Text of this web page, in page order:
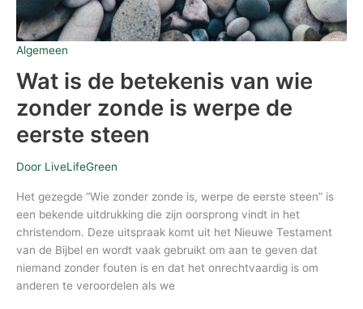
Algemeen
Wat is de betekenis van wie
zonder zonde is werpe de
eerste steen
Door LiveLifeGreen
Het gezegde “Wie zonder zonde is, werpe de eerste steen” is
een bekende uitdrukking die zijn oorsprong vindt in het
christendom. Deze uitspraak komt uit het Nieuwe Testament
van de Bijbel en wordt vaak gebruikt om aan te geven dat
niemand zonder fouten is en dat het onrechtvaardig is om
anderen te veroordelen als we